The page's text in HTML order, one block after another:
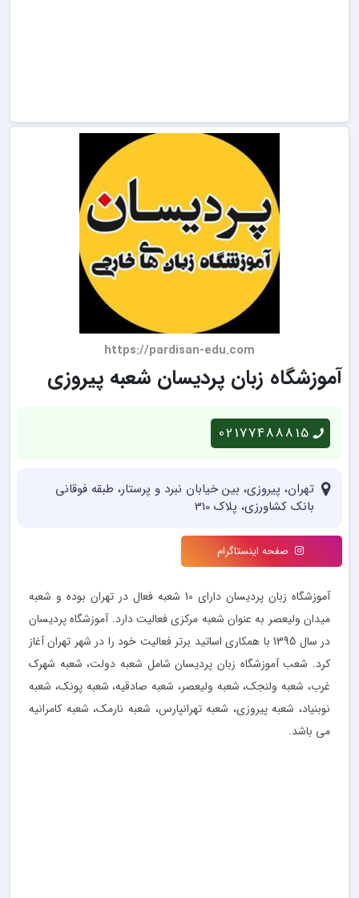
https://pardisan-edu.com
آموزشگاه زبان پردیسان شعبه پیروزی
02177488815
تهران، پيروزی، بين خيابان نبرد و پرستار، طبقه فوقانی
بانک كشاورزی، پلاک 310
صفحه اینستاگرام
آموزشگاه زبان پردیسان دارای 10 شعبه فعال در تهران بوده و شعبه
میدان ولیعصر به عنوان شعبه مرکزی فعالیت دارد. آموزشگاه پردیسان
در سال 1395 با همکاری اساتید برتر فعالیت خود را در شهر تهران آغاز
کرد. شعب آموزشگاه زبان پردیسان شامل شعبه دولت، شعبه شهرک
غرب، شعبه ولنجک، شعبه ولیعصر، شعبه صادقیه، شعبه پونک، شعبه
نوبنیاد، شعبه پیروزی، شعبه تهرانپارس، شعبه نارمک، شعبه کامرانیه
می باشد.